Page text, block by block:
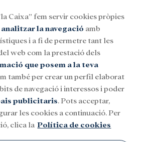
i bequesCultura
Alzheimer
Caixa” fem servir cookies pròpies
analitzar la navegació amb
i a fi de permetre tant les
web com la prestació dels
que posem a la teva
també per crear un perfil elaborat
de navegació i interessos i poder
publicitaris. Pots acceptar,
les cookies a continuació. Per
clica la Política de cookies